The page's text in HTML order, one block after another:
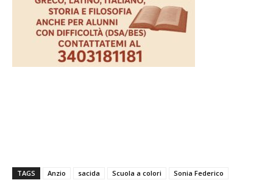
TAGS Anzio sacida Scuola a colori Sonia Federico